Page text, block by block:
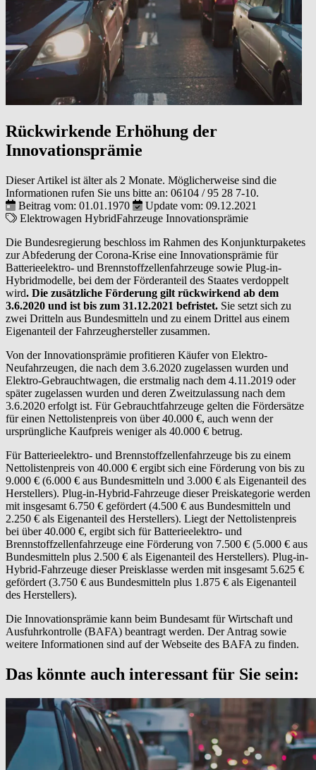
Rückwirkende Erhöhung der
Innovationsprämie
Dieser Artikel ist älter als 2 Monate. Möglicherweise sind die
Informationen rufen Sie uns bitte an: 06104 / 95 28 7-10.
Beitrag vom: 01.01.1970
Update vom: 09.12.2021
Elektrowagen HybridFahrzeuge Innovationsprämie
Die Bundesregierung beschloss im Rahmen des Konjunkturpaketes
zur Abfederung der Corona-Krise eine Innovationsprämie für
Batterieelektro- und Brennstoffzellenfahrzeuge sowie Plug-in-
Hybridmodelle, bei dem der Förderanteil des Staates verdoppelt
wird. Die zusätzliche Förderung gilt rückwirkend ab dem
3.6.2020 und ist bis zum 31.12.2021 befristet. Sie setzt sich zu
zwei Dritteln aus Bundesmitteln und zu einem Drittel aus einem
Eigenanteil der Fahrzeughersteller zusammen.
Von der Innovationsprämie profitieren Käufer von Elektro-
Neufahrzeugen, die nach dem 3.6.2020 zugelassen wurden und
Elektro-Gebrauchtwagen, die erstmalig nach dem 4.11.2019 oder
später zugelassen wurden und deren Zweitzulassung nach dem
3.6.2020 erfolgt ist. Für Gebrauchtfahrzeuge gelten die Fördersätze
für einen Nettolistenpreis von über 40.000 €, auch wenn der
ursprüngliche Kaufpreis weniger als 40.000 € betrug.
Für Batterieelektro- und Brennstoffzellenfahrzeuge bis zu einem
Nettolistenpreis von 40.000 € ergibt sich eine Förderung von bis zu
9.000 € (6.000 € aus Bundesmitteln und 3.000 € als Eigenanteil des
Herstellers). Plug-in-Hybrid-Fahrzeuge dieser Preiskategorie werden
mit insgesamt 6.750 € gefördert (4.500 € aus Bundesmitteln und
2.250 € als Eigenanteil des Herstellers). Liegt der Nettolistenpreis
bei über 40.000 €, ergibt sich für Batterieelektro- und
Brennstoffzellenfahrzeuge eine Förderung von 7.500 € (5.000 € aus
Bundesmitteln plus 2.500 € als Eigenanteil des Herstellers). Plug-in-
Hybrid-Fahrzeuge dieser Preisklasse werden mit insgesamt 5.625 €
gefördert (3.750 € aus Bundesmitteln plus 1.875 € als Eigenanteil
des Herstellers).
Die Innovationsprämie kann beim Bundesamt für Wirtschaft und
Ausfuhrkontrolle (BAFA) beantragt werden. Der Antrag sowie
weitere Informationen sind auf der Webseite des BAFA zu finden.
Das könnte auch interessant für Sie sein: